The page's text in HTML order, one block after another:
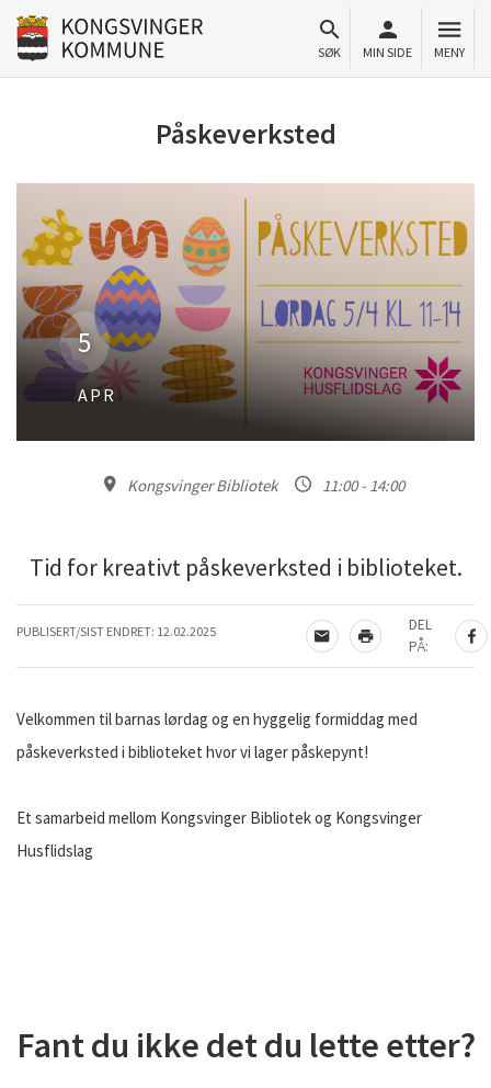
Til innhold
Gå til forsiden
SØK MIN SIDE MENY
Påskeverksted
5
APR
Kongsvinger Bibliotek 11:00 - 14:00
Tid for kreativt påskeverksted i biblioteket.
PUBLISERT/SIST ENDRET: 12.02.2025
TIPS EN VENN
SKRIV UT
DEL
PÅ:
Velkommen til barnas lørdag og en hyggelig formiddag med
påskeverksted i biblioteket hvor vi lager påskepynt!
Et samarbeid mellom Kongsvinger Bibliotek og Kongsvinger
Husflidslag
Fant du ikke det du lette etter?